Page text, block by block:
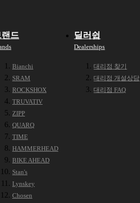
랜드
Bianchi
SRAM
ROCKSHOX
TRUVATIV
ZIPP
QUARQ
TIME
HAMMERHEAD
BIKE AHEAD
Stan's
Lynskey
Chosen
딜러쉽
Dealerships
대리점 찾기
대리점 개설상담
대리점 FAQ